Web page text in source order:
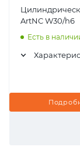
ArtNC W30/h6
Есть в